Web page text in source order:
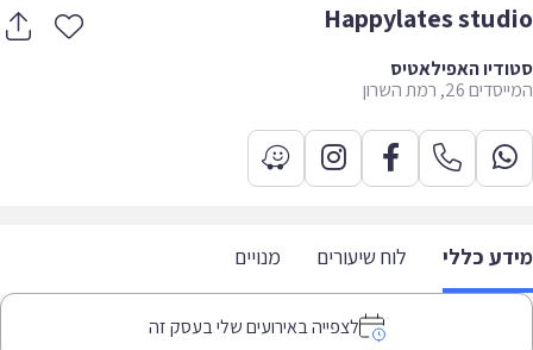
Happylates
האפילאטיס
26, רמת השרון
כללי לוח שיעורים מנויים
לצפייה באירועים שלי בעסק זה